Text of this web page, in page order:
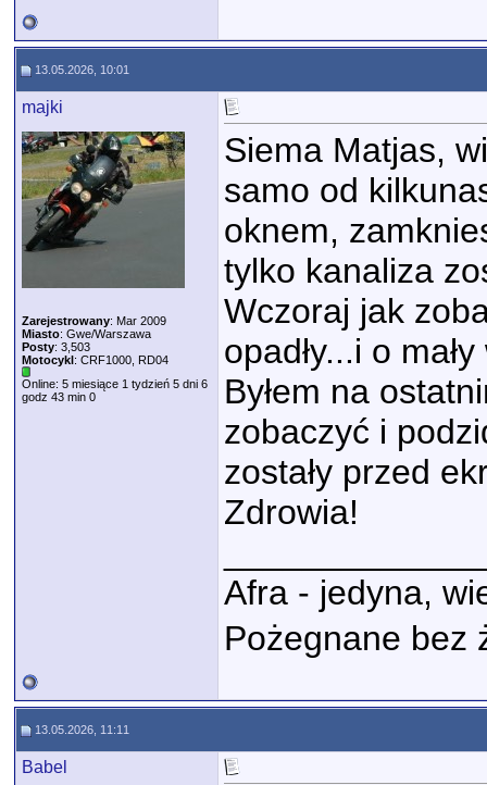
13.05.2026, 10:01
majki
Zarejestrowany: Mar 2009
Miasto: Gwe/Warszawa
Posty: 3,503
Motocykl: CRF1000, RD04
Online: 5 miesiące 1 tydzień 5 dni 6
godz 43 min 0
Siema Matjas,
samo od
oknem,
tylko kanaliza
Wczoraj jak
opadły...i o
Byłem na
zobaczyć i
zostały przed
Zdrowia!
Afra - jedyna,
Pożegnane bez
13.05.2026, 11:11
Babel